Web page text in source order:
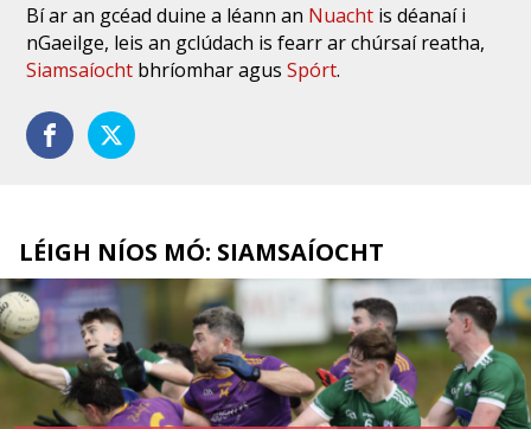
Bí ar an gcéad duine a léann an Nuacht is déanaí i
nGaeilge, leis an gclúdach is fearr ar chúrsaí reatha,
Siamsaíocht bhríomhar agusSpórt.
LÉIGH NÍOS MÓ: SIAMSAÍOCHT